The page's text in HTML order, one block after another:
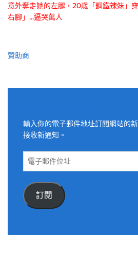
意外奪走她的左腿，20歲「鋼鐵辣妹」
右腳」...逼哭萬人
贊助商
輸入你的電子郵件地址訂閱網站的
接收新通知。
電
件
位
訂閱